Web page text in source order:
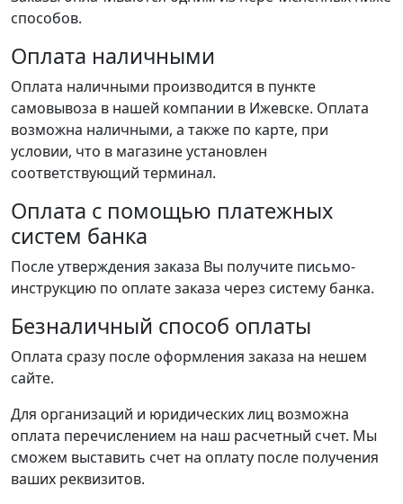
способов.
Оплата наличными
Оплата наличными производится в пункте
самовывоза в нашей компании в Ижевске. Оплата
возможна наличными, а также по карте, при
условии, что в магазине установлен
соответствующий терминал.
Оплата с помощью платежных
систем банка
После утверждения заказа Вы получите письмо-
инструкцию по оплате заказа через систему банка.
Безналичный способ оплаты
Оплата сразу после оформления заказа на нешем
сайте.
Для организаций и юридических лиц возможна
оплата перечислением на наш расчетный счет. Мы
сможем выставить счет на оплату после получения
ваших реквизитов.